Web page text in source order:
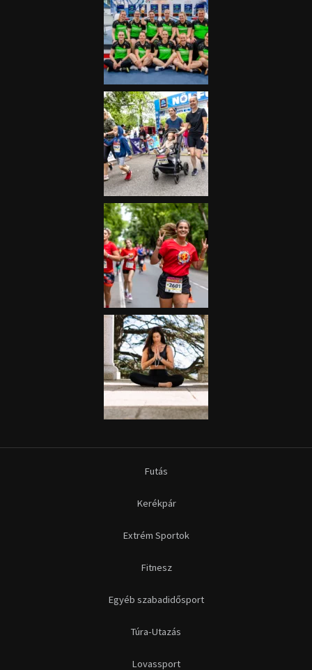
Futás
Kerékpár
Extrém Sportok
Fitnesz
Egyéb szabadidősport
Túra-Utazás
Lovassport